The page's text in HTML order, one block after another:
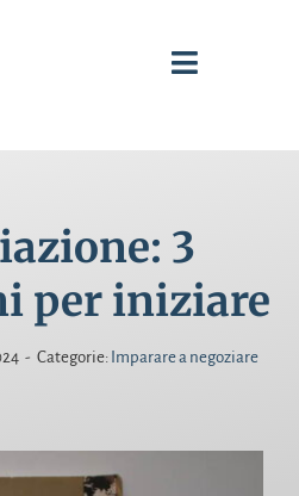
Toggle
3
per iniziare
- Categorie: Imparare a negoziare